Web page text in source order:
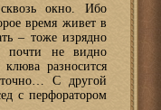
окно. Ибо
время живет в
– тоже изрядно
почти не видно
разносится
С другой
с перфоратором